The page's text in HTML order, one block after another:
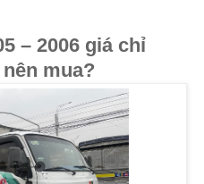
– 2006 giá chỉ
mua?